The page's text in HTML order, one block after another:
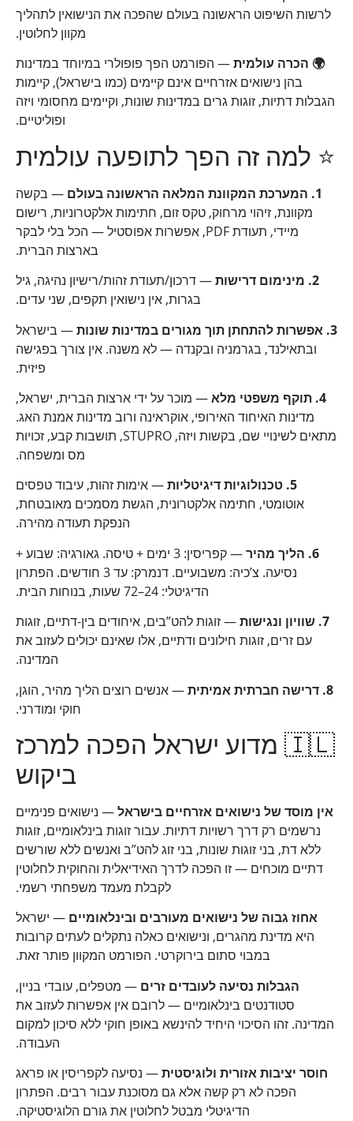
לרשות השיפוט הראשונה בעולם שהפכה את הנישואין לתהליך
מקוון לחלוטין.
🌍 הכרה עולמית— הפורמט הפך פופולרי במיוחד במדינות
בהן נישואים אזרחיים אינם קיימים (כמו בישראל), קיימות
הגבלות דתיות, זוגות גרים במדינות שונות, וקיימים מחסומי ויזה
ופוליטיים.
⭐ למה זה הפך לתופעה עולמית
1. המערכת המקוונת המלאה הראשונה בעולם
— בקשה
מקוונת, זיהוי מרחוק, טקס זום, חתימות אלקטרוניות, רישום
מיידי, תעודת PDF, אפשרות אפוסטיל — הכל בלי לבקר
בארצות הברית.
2. מינימום דרישות
— דרכון/תעודת זהות/רישיון נהיגה, גיל
בגרות, אין נישואין תקפים, שני עדים.
3. אפשרות להתחתן תוך מגורים במדינות שונות
— בישראל
ובתאילנד, בגרמניה ובקנדה — לא משנה. אין צורך בפגישה
פיזית.
4. תוקף משפטי מלא
— מוכר על ידי ארצות הברית, ישראל,
מדינות האיחוד האירופי, אוקראינה ורוב מדינות אמנת האג.
מתאים לשינויי שם, בקשות ויזה, STUPRO, תושבות קבע, זכויות
מס ומשפחה.
5. טכנולוגיות דיגיטליות
— אימות זהות, עיבוד טפסים
אוטומטי, חתימה אלקטרונית, הגשת מסמכים מאובטחת,
הנפקת תעודה מהירה.
6. הליך מהיר
— קפריסין: 3 ימים + טיסה. גאורגיה: שבוע +
נסיעה. צ’כיה: משבועיים. דנמרק: עד 3 חודשים. הפתרון
הדיגיטלי: 24–72 שעות, בנוחות הבית.
7. שוויון ונגישות
— זוגות להט”בים, איחודים בין-דתיים, זוגות
עם זרים, זוגות חילונים ודתיים, אלו שאינם יכולים לעזוב את
המדינה.
8. דרישה חברתית אמיתית
— אנשים רוצים הליך מהיר, הוגן,
חוקי ומודרני.
🇮🇱 מדוע ישראל הפכה למרכז
ביקוש
אין מוסד של נישואים אזרחיים בישראל— נישואים פנימיים
נרשמים רק דרך רשויות דתיות. עבור זוגות בינלאומיים, זוגות
ללא דת, בני זוגות שונות, בני זוג להט”ב ואנשים ללא שורשים
דתיים מוכחים — זו הפכה לדרך האידיאלית והחוקית לחלוטין
לקבלת מעמד משפחתי רשמי.
אחוז גבוה של נישואים מעורבים ובינלאומיים — ישראל
היא מדינת מהגרים, ונישואים כאלה נתקלים לעתים קרובות
במבוי סתום בירוקרטי. הפורמט המקוון פותר זאת.
הגבלות נסיעה לעובדים זרים — מטפלים, עובדי בניין,
סטודנטים בינלאומיים — לרובם אין אפשרות לעזוב את
המדינה. זהו הסיכוי היחיד להינשא באופן חוקי ללא סיכון למקום
העבודה.
חוסר יציבות אזורית ולוגיסטית— נסיעה לקפריסין או פראג
הפכה לא רק קשה אלא גם מסוכנת עבור רבים. הפתרון
הדיגיטלי מבטל לחלוטין את גורם הלוגיסטיקה.